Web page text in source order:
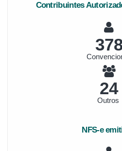
Contribuintes
26
Outros
NFS-e